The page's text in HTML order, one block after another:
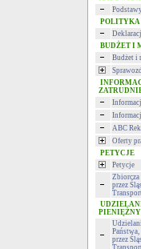
POLITYKA
BUDŻET I
Budżet i
ABC
Oferty
PETYCJE
Petycje
Zbiorcza
przez
przez